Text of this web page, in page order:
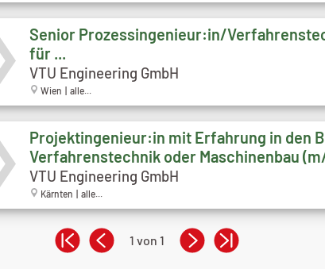
Senior Prozessingenieur:in/
für ...
VTU Engineering GmbH
Wien | alle...
Projektingenieur:in mit Erfahrung in den
Verfahrenstechnik oder Maschinenbau
VTU Engineering GmbH
Kärnten | alle...
1 von 1